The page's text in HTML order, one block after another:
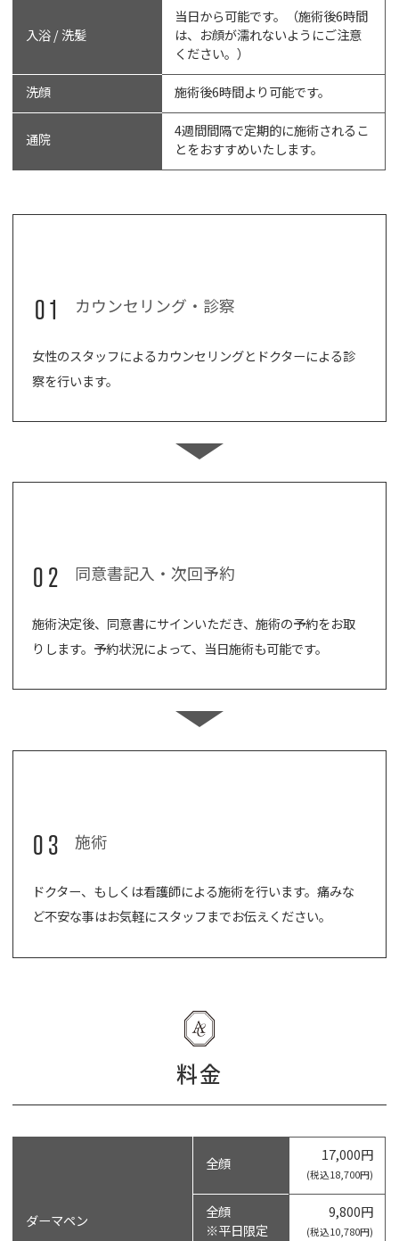
入浴 / 洗髪
当日から可能です。（施術後6時間
は、お顔が濡れないようにご注意
ください。）
洗顔 施術後6時間より可能です。
通院
4週間間隔で定期的に施術されるこ
とをおすすめいたします。
01 カウンセリング・診察
女性のスタッフによるカウンセリングとドクターによる診
察を行います。
02 同意書記入・次回予約
施術決定後、同意書にサインいただき、施術の予約をお取
りします。予約状況によって、当日施術も可能です。
03 施術
ドクター、もしくは看護師による施術を行います。痛みな
ど不安な事はお気軽にスタッフまでお伝えください。
料金
ダーマペン
全顔 17,000円
(税込18,700円)
全顔
※平日限定
9,800円
(税込10,780円)